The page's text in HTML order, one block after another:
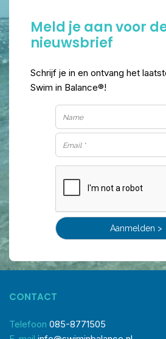
Meld je aan voor
nieuwsbrief
Schrijf je in en ontvang het
Swim in Balance®!
CONTACT
Telefoon 085-8771505